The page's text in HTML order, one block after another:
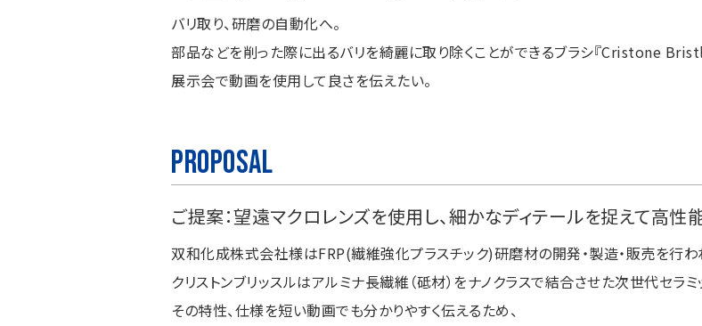
バリ取り、研磨の自動化へ。
部品などを削った際に出るバリを綺麗に取り除くことができるブラシ『Cristone
展示会で動画を使用して良さを伝えたい。
Proposal
ご提案：望遠マクロレンズを使用し、細かなディテールを捉えて高性
双和化成株式会社様はFRP(繊維強化プラスチック)研磨材の開発・製造・販売を行わ
クリストンブリッスルはアルミナ長繊維（砥材）をナノクラスで結合させた次世代セラミ
その特性、仕様を短い動画でも分かりやすく伝えるため、